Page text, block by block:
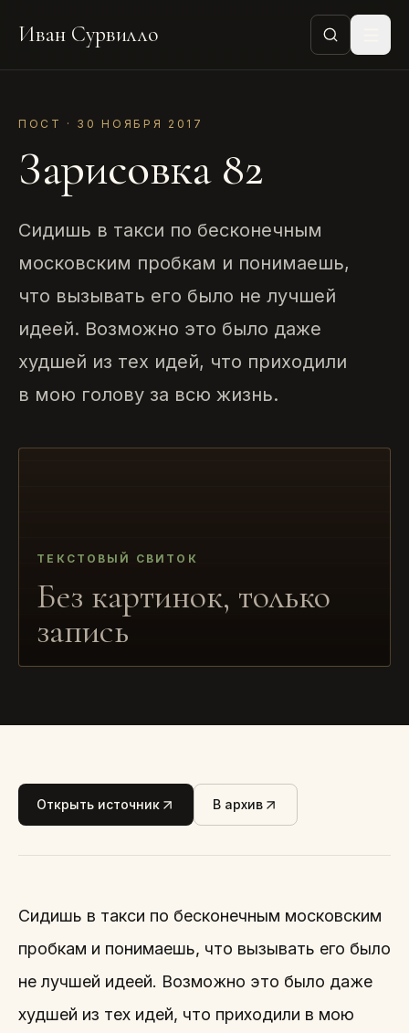
Иван Сурвилло
ПОСТ · 30 НОЯБРЯ 2017
Зарисовка 82
Сидишь в такси по бесконечным
московским пробкам и понимаешь,
что вызывать его было не лучшей
идеей. Возможно это было даже
худшей из тех идей, что приходили
в мою голову за всю жизнь.
ТЕКСТОВЫЙ СВИТОК
Без картинок, только
запись
Открыть источник В архив
Сидишь в такси по бесконечным московским
пробкам и понимаешь, что вызывать его было
не лучшей идеей. Возможно это было даже
худшей из тех идей, что приходили в мою